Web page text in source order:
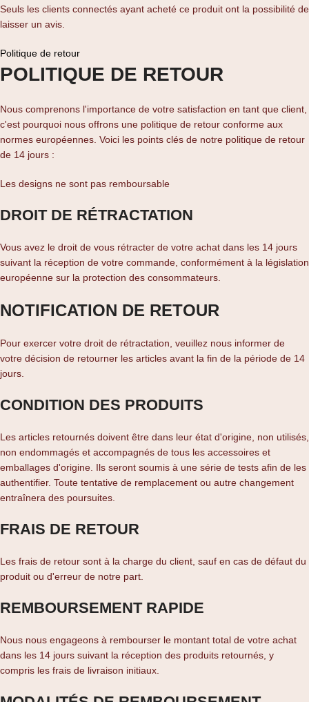
Seuls les clients connectés ayant acheté ce produit ont la possibilité de
laisser un avis.
Politique de retour
POLITIQUE DE RETOUR
Nous comprenons l'importance de votre satisfaction en tant que client,
c'est pourquoi nous offrons une politique de retour conforme aux
normes européennes. Voici les points clés de notre politique de retour
de 14 jours :
Les designs ne sont pas remboursable
DROIT DE RÉTRACTATION
Vous avez le droit de vous rétracter de votre achat dans les 14 jours
suivant la réception de votre commande, conformément à la législation
européenne sur la protection des consommateurs.
NOTIFICATION DE RETOUR
Pour exercer votre droit de rétractation, veuillez nous informer de
votre décision de retourner les articles avant la fin de la période de 14
jours.
CONDITION DES PRODUITS
Les articles retournés doivent être dans leur état d'origine, non utilisés,
non endommagés et accompagnés de tous les accessoires et
emballages d'origine. Ils seront soumis à une série de tests afin de les
authentifier. Toute tentative de remplacement ou autre changement
entraînera des poursuites.
FRAIS DE RETOUR
Les frais de retour sont à la charge du client, sauf en cas de défaut du
produit ou d'erreur de notre part.
REMBOURSEMENT RAPIDE
Nous nous engageons à rembourser le montant total de votre achat
dans les 14 jours suivant la réception des produits retournés, y
compris les frais de livraison initiaux.